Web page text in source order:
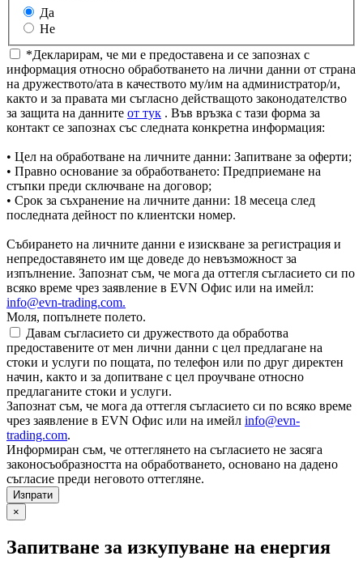
Да
Не
*Декларирам, че ми е предоставена и се запознах с
информация относно обработването на лични данни от страна
на дружеството/ата в качеството му/им на администратор/и,
както и за правата ми съгласно действащото законодателство
за защита на данните от тук . Във връзка с тази форма за
контакт се запознах със следната конкретна информация:
• Цел на обработване на личните данни: Запитване за оферти;
• Правно основание за обработването: Предприемане на
стъпки преди сключване на договор;
• Срок за съхранение на личните данни: 18 месеца след
последната дейност по клиентски номер.
Събирането на личните данни е изискване за регистрация и
непредоставянето им ще доведе до невъзможност за
изпълнение. Запознат съм, че мога да оттегля съгласието си по
всяко време чрез заявление в EVN Офис или на имейл:
info@evn-trading.com.
Моля, попълнете полето.
Давам съгласието си дружеството да обработва
предоставените от мен лични данни с цел предлагане на
стоки и услуги по пощата, по телефон или по друг директен
начин, както и за допитване с цел проучване относно
предлаганите стоки и услуги.
Запознат съм, че мога да оттегля съгласието си по всяко време
чрез заявление в EVN Офис или на имейл info@evn-
trading.com.
Информиран съм, че оттеглянето на съгласието не засяга
законосъобразността на обработването, основано на дадено
съгласие преди неговото оттегляне.
×
Запитване за изкупуване на енергия